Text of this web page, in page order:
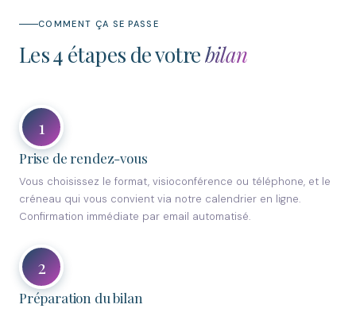
COMMENT ÇA SE PASSE
Les 4 étapes de votrebilan
1
Prise de rendez-vous
Vous choisissez le format, visioconférence ou téléphone, et le
créneau qui vous convient via notre calendrier en ligne.
Confirmation immédiate par email automatisé.
2
Préparation du bilan